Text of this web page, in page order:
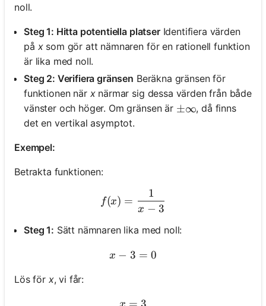
noll.
Steg 1: Hitta potentiella platserIdentifiera värden
på xsom gör att nämnaren för en rationell funktion
är lika med noll.
Steg 2: Verifiera gränsen Beräkna gränsen för
funktionen när xnärmar sig dessa värden från både
vänster och höger. Om gränsen är \pm \infty
±∞, då finns
det en vertikal asymptot.
Exempel:
Betrakta funktionen:
f(x) = \frac{1}{x - 3}
f(x) =
x − 3
1
Steg 1: Sätt nämnaren lika med noll:
x - 3 = 0
x − 3 = 0
Lös för x, vi får: